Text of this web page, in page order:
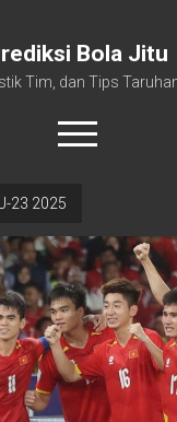
Bola Jitu
Tim, dan Tips
open
menu
Prediksi Bola Jitu
Sport
Trending
Eropa
Dunia
23 2025